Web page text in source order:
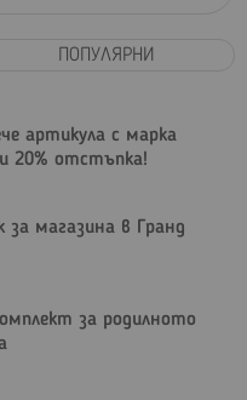
артикула с марка
20% отстъпка!
за магазина в Гранд
за родилното
ПОПУЛЯРНИ